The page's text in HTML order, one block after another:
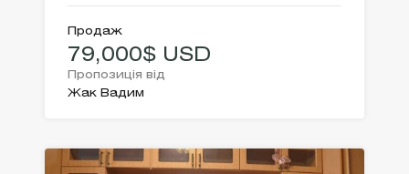
Продаж
79,000$ USD
Пропозиція від
Жак Вадим